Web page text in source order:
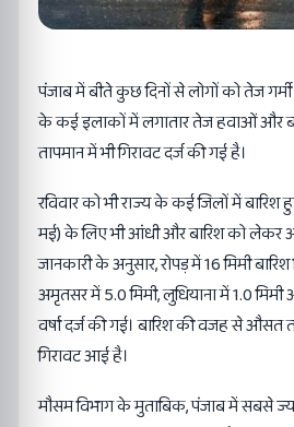
पंजाब में बीते कुछ दिनों से लोगों को तेज
के कई इलाकों में लगातार तेज हवाओं और
तापमान में भी गिरावट दर्ज की गई है।
रविवार को भी राज्य के कई जिलों में
मई) के लिए भी आंधी और बारिश को लेकर
जानकारी के अनुसार, रोपड़ में 16 मिमी बारिश
अमृतसर में 5.0 मिमी, लुधियाना में 1.0
वर्षा दर्ज की गई। बारिश की वजह से औसत
गिरावट आई है।
मौसम विभाग के मुताबिक, पंजाब में सबसे